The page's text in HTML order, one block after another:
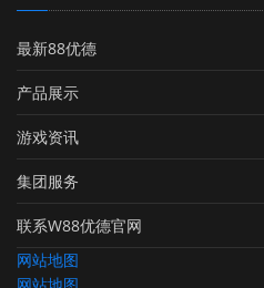
最新88优德
产品展示
游戏资讯
集团服务
联系W88优德官网
网站地图